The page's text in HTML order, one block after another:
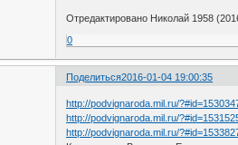
Отредактировано Николай 1958
0
Поделиться2016-01-04 19:00:35
http://podvignaroda.mil.ru/
http://podvignaroda.mil.ru/
http://podvignaroda.mil.ru/